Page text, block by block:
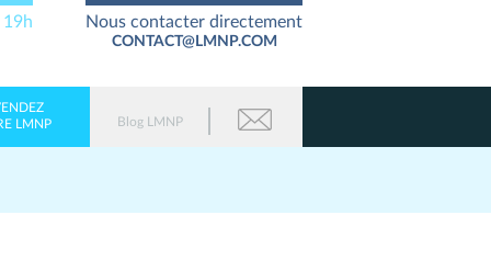
LMNP
Blog LMNP
19h Nous contacter directement
CONTACT@LMNP.COM